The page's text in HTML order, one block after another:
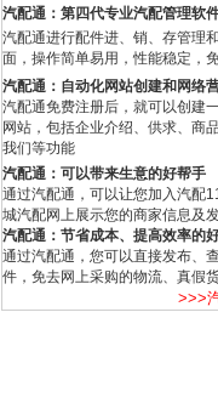
汽配通：第四代专业汽配管理软
汽配通进行配件进、销、存管理
面，操作简单易用，性能稳定，
汽配通：自动化网站创建和网络
汽配通免费注册后，就可以创建
网站，包括企业介绍、供求、商
我们等功能
汽配通：可以带来生意的好帮手
通过汽配通，可以让您加入汽配
城汽配网上展示您的商家信息及
汽配通：节省成本、提高效率的
通过汽配通，您可以直接发布、
件，免去网上采购的物流、真假
>>>